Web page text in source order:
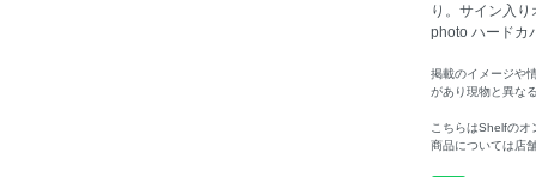
り。サイン入
photo ハードカ
掲載のイメージや
があり現物と異な
こちらはShelfのオ
商品については店